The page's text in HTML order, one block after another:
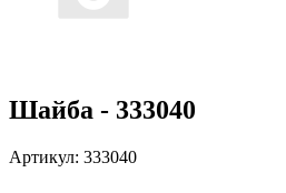
Шайба - 333040
Артикул: 333040